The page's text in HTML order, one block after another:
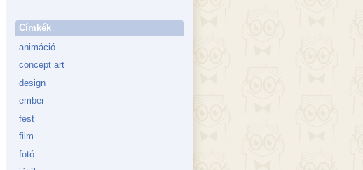
Címkék
animáció
concept art
design
ember
fest
film
fotó